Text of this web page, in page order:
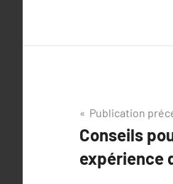
de
l’article
Publication
Conseils
expérience